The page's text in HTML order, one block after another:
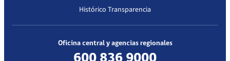
Histórico Transparencia
Oficina central y agencias regionales